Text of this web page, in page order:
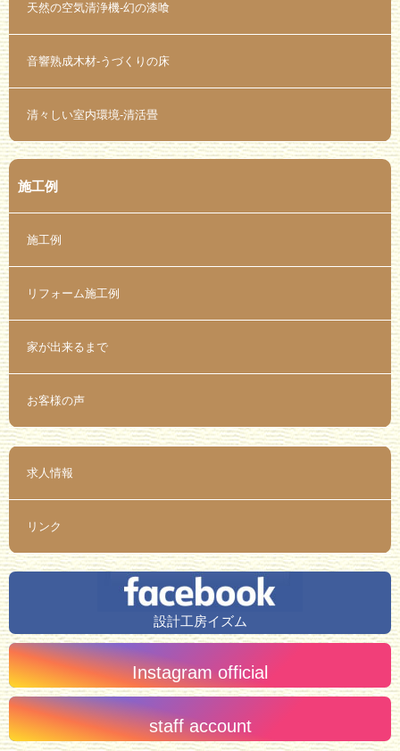
天然の空気清浄機-幻の漆喰
音響熟成木材-うづくりの床
清々しい室内環境-清活畳
施工例
施工例
リフォーム施工例
家が出来るまで
お客様の声
求人情報
リンク
設計工房イズム
Instagram official
staff account